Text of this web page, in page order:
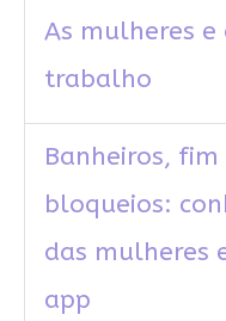
As mulheres e
trabalho
Banheiros, fim
bloqueios:
das mulheres
app